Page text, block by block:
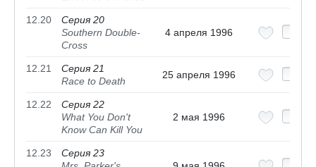
12.20
Серия 20
Southern Double-
Cross
4 апреля 1996
12.21
Серия 21
Race to Death
25 апреля 1996
12.22
Серия 22
What You Don't
Know Can Kill You
2 мая 1996
12.23
Серия 23